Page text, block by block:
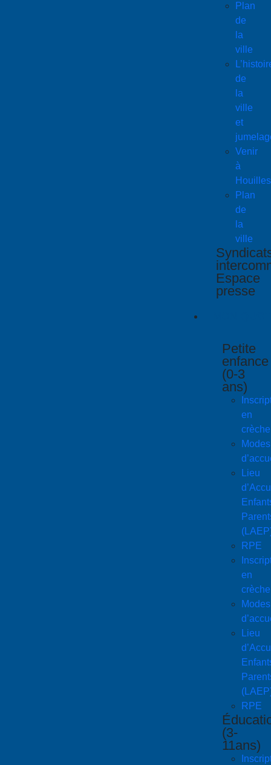
Plan
de
la
ville
de
la
ville
et
Venir
à
Houilles
Plan
de
la
ville
Espace
presse
Petite
enfance
(0-3
ans)
en
crèche
Modes
Lieu
RPE
en
crèche
Modes
Lieu
RPE
(3-
11ans)